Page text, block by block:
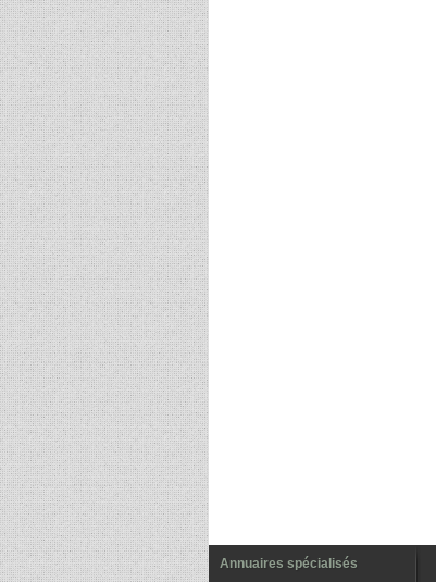
Annuaires spécialisés